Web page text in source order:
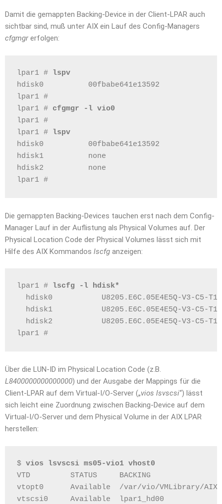
Damit die gemappten Backing-Device in der Client-LPAR auch
sichtbar sind, muß unter AIX ein Lauf des Config-Managers
cfgmgrerfolgen:
lpar1 #
lspv
hdisk0          00fbabe641e13592
lpar1 #
lpar1 # cfgmgr -l vio0
lpar1 #
lpar1 #
lspv
hdisk0          00fbabe641e13592
hdisk1          none
hdisk2          none
lpar1 #
Die gemappten Backing-Devices tauchen erst nach dem Config-
Manager Lauf in der Auflistung als Physical Volumes auf. Der
Physical Location Code der Physical Volumes lässt sich mit
Hilfe des AIX Kommandos lscfg anzeigen:
lpar1 #
lscfg -l hdisk*
hdisk0           U8205.E6C.05E4E5Q-V3-C5-
hdisk1           U8205.E6C.05E4E5Q-V3-C5-
hdisk2           U8205.E6C.05E4E5Q-V3-C5-
lpar1 #
Über die LUN-ID im Physical Location Code (z.B.
L8400000000000000) und der Ausgabe der Mappings für die
Client-LPAR auf dem Virtual-I/O-Server („vios lsvscsi“) lässt
sich leicht eine Zuordnung zwischen Backing-Device auf dem
Virtual-I/O-Server und dem Physical Volume in der AIX LPAR
herstellen:
$ vios lsvscsi ms05-vio1 vhost0
VTD         STATUS     BACKING
vtopt0      Available  /var/vio/VMLibrary/
vtscsi0     Available  lpar1_hd00